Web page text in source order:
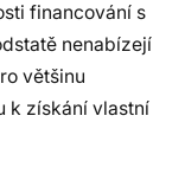
financování s
nenabízejí
většinu
k získání vlastní